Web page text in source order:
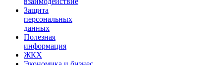
Защита
персональных
данных
Полезная
информация
ЖКХ